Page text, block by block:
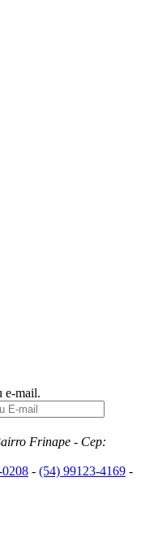
e-mail.
Frinape - Cep:
- (54) 99123-4169 -